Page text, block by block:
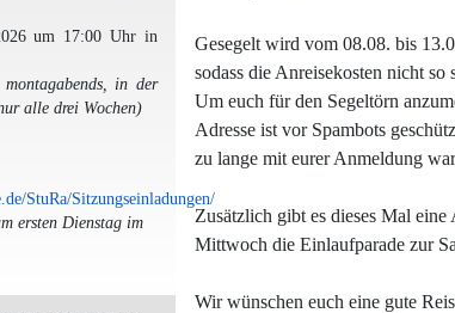
Gesegelt wird vom 08.08. bis
sodass die Anreisekosten nicht
Um euch für den Segeltörn
Adresse ist vor Spambots
zu lange mit eurer Anmeldung
Zusätzlich gibt es dieses Mal
Mittwoch die Einlaufparade zur
Wir wünschen euch eine gute
um 17:00 Uhr in
in der
alle drei Wochen)
StuRa/Sitzungseinladungen/
ersten Dienstag im